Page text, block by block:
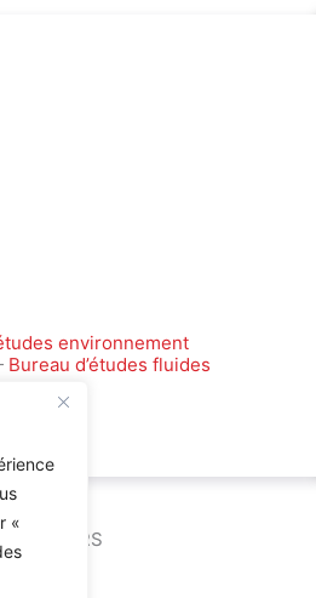
«
environnement
Bureau d’études fluides